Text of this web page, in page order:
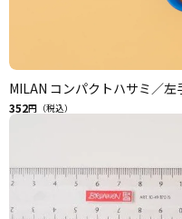
MILAN コンパクトハサミ／左
352円（税込）